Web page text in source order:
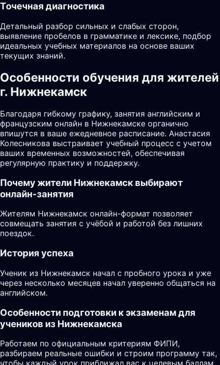
Точечная диагностика
Детальный разбор сильных и слабых сторон,
выявление пробелов в грамматике и лексике, подбор
идеальных учебных материалов на основе ваших
текущих знаний.
Особенности обучения для жителей
г. Нижнекамск
Благодаря гибкому графику, занятия английским и
французским онлайн в Нижнекамске органично
впишутся в ваше ежедневное расписание. Анастасия
Колесникова выстраивает учебный процесс с учетом
ваших временных возможностей, обеспечивая
регулярную практику и поддержку.
Почему жители Нижнекамск выбирают
онлайн-занятия
Жителям Нижнекамск онлайн-формат позволяет
совмещать занятия с учёбой и работой без лишних
поездок.
История успеха
Ученик из Нижнекамск начал с пробного урока и уже
через несколько месяцев начал уверенно общаться на
английском.
Особенности подготовки к экзаменам для
учеников из Нижнекамска
Работаем по официальным критериям ФИПИ,
разбираем реальные ошибки и строим программу так,